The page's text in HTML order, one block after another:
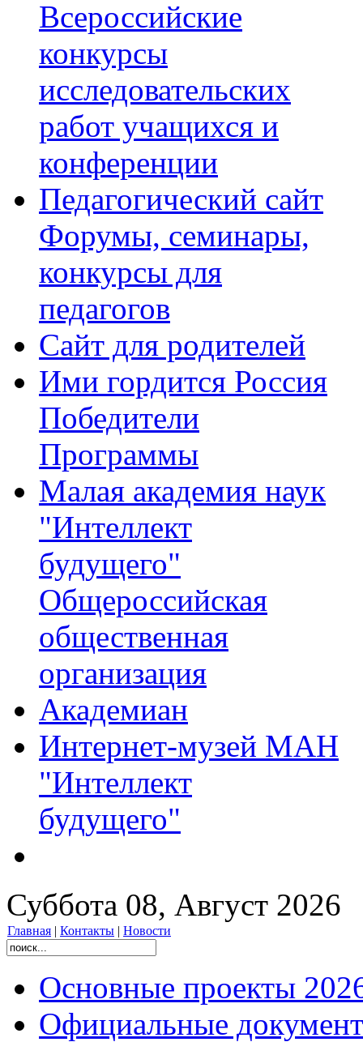
Всероссийские
конкурсы
исследовательских
работ учащихся и
конференции
Педагогический сайт
Форумы, семинары,
конкурсы для
педагогов
Сайт для родителей
Ими гордится Россия
Победители
Программы
Малая академия наук
"Интеллект
будущего"
Общероссийская
общественная
организация
Академиан
Интернет-музей МАН
"Интеллект
будущего"
Суббота 08, Август 2026
Главная | Контакты | Новости
Основные проекты
Официальные